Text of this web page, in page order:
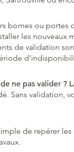
bornes ou portes
les nouveaux
de validation
ne pas valider ?
Sans validation,
de repérer